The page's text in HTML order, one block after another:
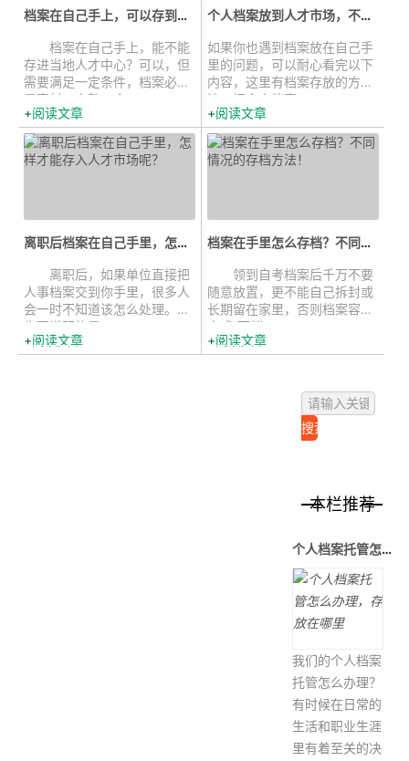
档案在自己手上，可以存到当地人才...
档案在自己手上，能不能
存进当地人才中心？可以，但
需要满足一定条件，档案必须
是密封、完整、合...
阅读文章
个人档案放到人才市场，不同情况不...
如果你也遇到档案放在自己手
里的问题，可以耐心看完以下
内容，这里有档案存放的方
法。把个人档案...
阅读文章
离职后档案在自己手里，怎样才能存...
离职后，如果单位直接把
人事档案交到你手里，很多人
会一时不知道该怎么处理。首
先要说明的是，...
阅读文章
档案在手里怎么存档？不同情况的存...
领到自考档案后千万不要
随意放置，更不能自己拆封或
长期留在家里，否则档案容易
变成“死档”，...
阅读文章
本栏推荐
个人档案托管怎么办理，存放在哪里
我们的个人档案
托管怎么办理？
有时候在日常的
生活和职业生涯
里有着至关的决